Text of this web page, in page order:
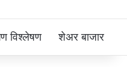
विश्लेषण शेअर बाजार